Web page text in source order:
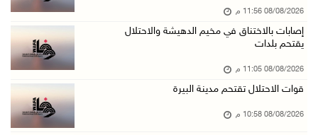
مستعمرون يقتحمون بلدة بيت عور التحتا وقرية جل ...
08/آب/2026 06:39 م
08/08/2026 11:56 م
إصابات بالاختناق في مخيم الدهيشة والاحتلال
يقتحم بلدات
08/08/2026 11:05 م
قوات الاحتلال تقتحم مدينة البيرة
08/08/2026 10:58 م